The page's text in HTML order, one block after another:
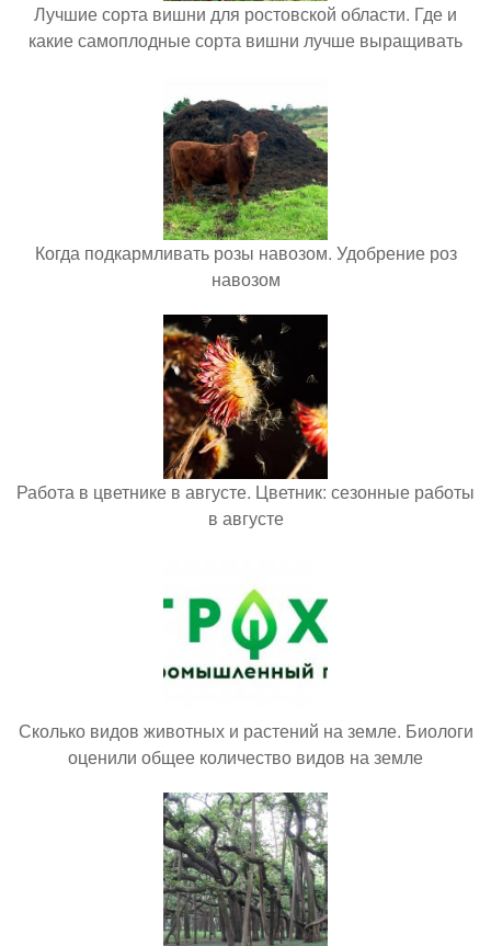
Лучшие сорта вишни для ростовской области. Где и
какие самоплодные сорта вишни лучше выращивать
Когда подкармливать розы навозом. Удобрение роз
навозом
Работа в цветнике в августе. Цветник: сезонные работы
в августе
Сколько видов животных и растений на земле. Биологи
оценили общее количество видов на земле